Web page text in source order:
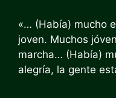
«… (Había) mucho
joven. Muchos
marcha… (Había)
alegría, la gente